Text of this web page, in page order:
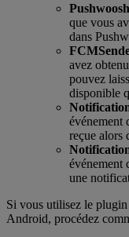
que vous
dans
avez
pouvez
disponible
événement
reçue alors
événement
une
Si vous utilisez le
Android, procédez